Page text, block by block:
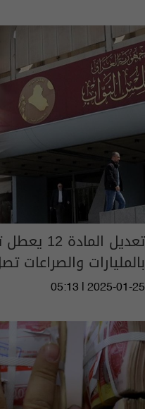
تعديل
بالمليارات
05:13 | 2025-01-25